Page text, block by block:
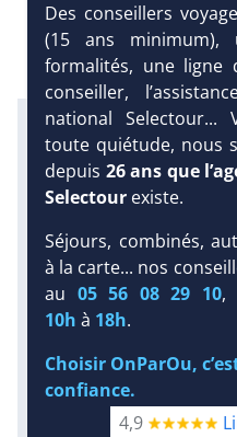
Infos météo :
27 °C
63 mm
Infos plages :
Dist.Distance:
Équipement :
166
Tx :25 %
Infos golfs :
l'hôtel
Des conseillers
(15 ans minimum),
formalités, une
conseiller,
national Selectour...
toute quiétude, nous
depuis 26 ans que
Selectour existe.
Séjours, combinés,
à la carte... nos
au 05 56 08 29 10,
10h à 18h.
Choisir OnParOu,
confiance.
4,9